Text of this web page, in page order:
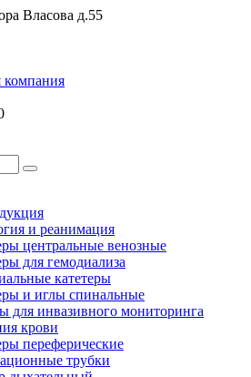
Власова д.55
компания
и реанимация
центральные венозные
для гемодиализа
катетеры
и иглы спинальные
для инвазивного мониторинга
крови
переферические
трубки